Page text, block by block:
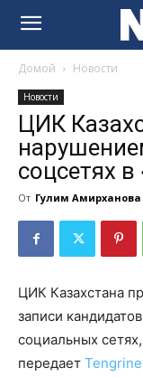
Домой Новости
Новости
ЦИК
соцсетях
От Гулим Амирханова
ЦИК Казахстана
записи
социальных
передает